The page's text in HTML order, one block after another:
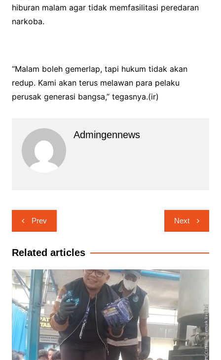
hiburan malam agar tidak memfasilitasi peredaran
narkoba.
“Malam boleh gemerlap, tapi hukum tidak akan
redup. Kami akan terus melawan para pelaku
perusak generasi bangsa,” tegasnya.(ir)
Admingennews
Navigasi
pos
Prev Next
Related articles